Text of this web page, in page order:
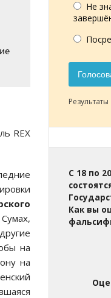
REX
на
на
Не
Результаты
С 18 по
Как вы